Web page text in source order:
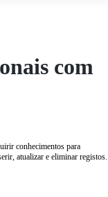
com
conhecimentos para
atualizar e eliminar registos.